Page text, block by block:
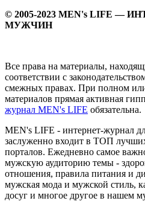
© 2005-2023 MEN's LIFE —
МУЖЧИН
Все права на материалы,
соответствии с
смежных правах. При полном
материалов прямая активная
журнал MEN's LIFE обязательна.
MEN's LIFE - интернет-журнал
заслуженно входит в ТОП
порталов. Ежедневно самое
мужскую аудиторию темы -
отношения, правила питания и
мужская мода и мужской стиль,
досуг и многое другое в нашем